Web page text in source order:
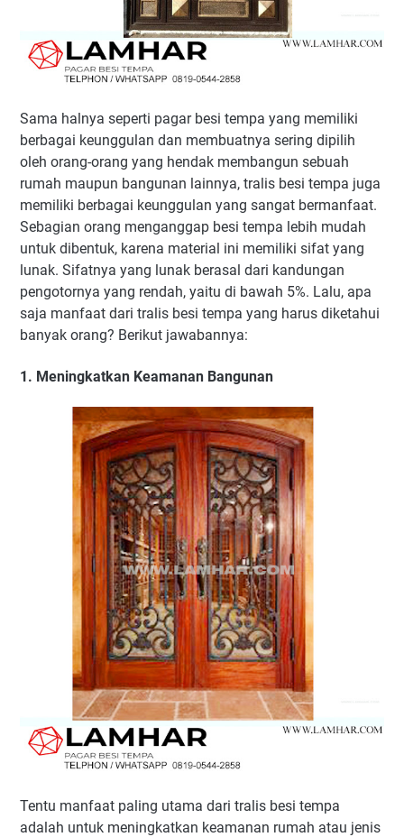
Sama halnya seperti pagar besi tempa yang memiliki
berbagai keunggulan dan membuatnya sering dipilih
oleh orang-orang yang hendak membangun sebuah
rumah maupun bangunan lainnya, tralis besi tempa juga
memiliki berbagai keunggulan yang sangat bermanfaat.
Sebagian orang menganggap besi tempa lebih mudah
untuk dibentuk, karena material ini memiliki sifat yang
lunak. Sifatnya yang lunak berasal dari kandungan
pengotornya yang rendah, yaitu di bawah 5%. Lalu, apa
saja manfaat dari tralis besi tempa yang harus diketahui
banyak orang? Berikut jawabannya:
1. Meningkatkan Keamanan Bangunan
Tentu manfaat paling utama dari tralis besi tempa
adalah untuk meningkatkan keamanan rumah atau jenis